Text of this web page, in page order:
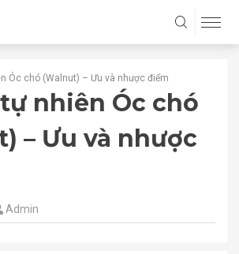
Óc chó (Walnut) – Ưu và nhược điểm
nhiên Óc chó
– Ưu và nhược
Admin